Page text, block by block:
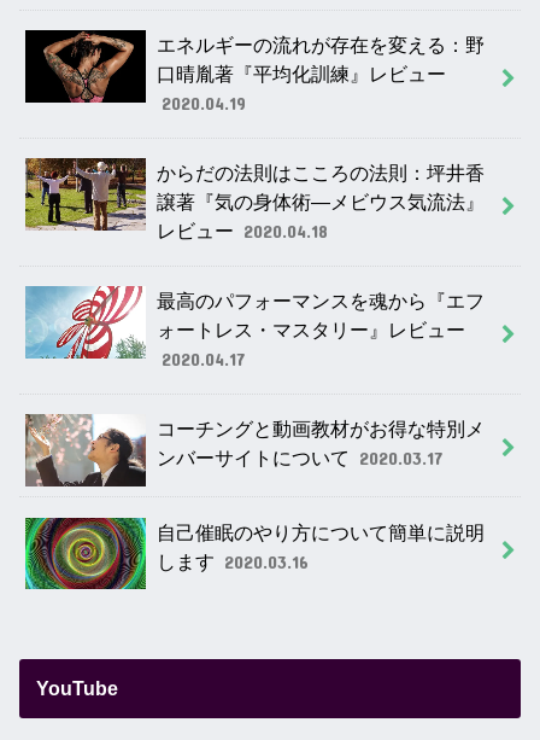
エネルギーの流れが存在を変える：野
口晴胤著『平均化訓練』レビュー
2020.04.19
からだの法則はこころの法則：坪井香
譲著『気の身体術―メビウス気流法』
レビュー 2020.04.18
最高のパフォーマンスを魂から『エフ
ォートレス・マスタリー』レビュー
2020.04.17
コーチングと動画教材がお得な特別メ
ンバーサイトについて
2020.03.17
自己催眠のやり方について簡単に説明
します 2020.03.16
YouTube